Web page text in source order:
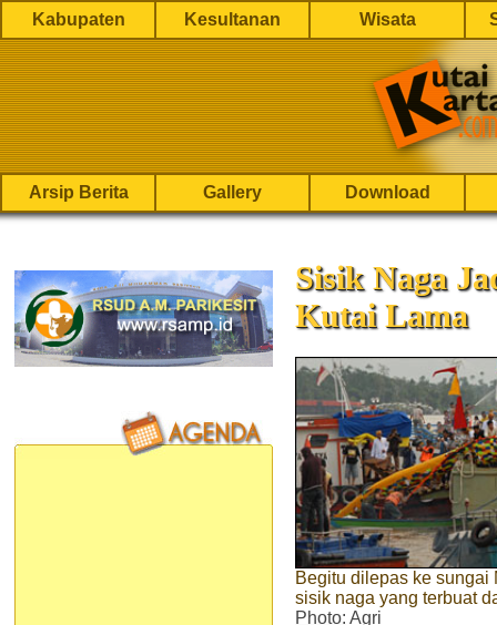
Kabupaten Kesultanan Wisata
Arsip Berita Gallery Download
Sisik Naga
Kutai Lama
Begitu dilepas ke sungai
sisik naga yang terbuat
Photo: Agri